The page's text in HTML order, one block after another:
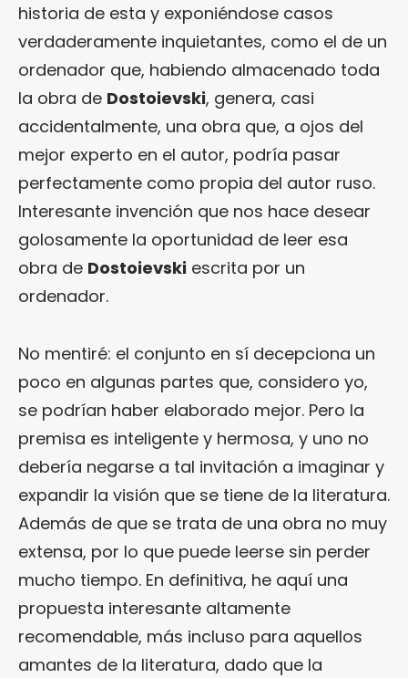
historia de esta y exponiéndose casos
verdaderamente inquietantes, como el de un
ordenador que, habiendo almacenado toda
la obra de Dostoievski, genera, casi
accidentalmente, una obra que, a ojos del
mejor experto en el autor, podría pasar
perfectamente como propia del autor ruso.
Interesante invención que nos hace desear
golosamente la oportunidad de leer esa
obra de Dostoievski escrita por un
ordenador.
No mentiré: el conjunto en sí decepciona un
poco en algunas partes que, considero yo,
se podrían haber elaborado mejor. Pero la
premisa es inteligente y hermosa, y uno no
debería negarse a tal invitación a imaginar y
expandir la visión que se tiene de la literatura.
Además de que se trata de una obra no muy
extensa, por lo que puede leerse sin perder
mucho tiempo. En definitiva, he aquí una
propuesta interesante altamente
recomendable, más incluso para aquellos
amantes de la literatura, dado que la